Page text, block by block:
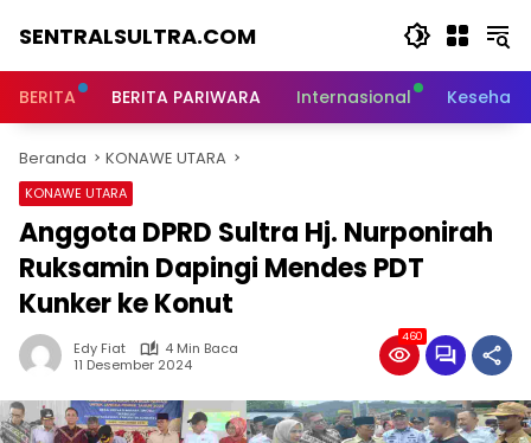
SENTRALSULTRA.COM
BERITA BERITA PARIWARA Internasional
Beranda KONAWE UTARA
KONAWE UTARA
Anggota DPRD Sultra Hj. Nurponirah
Ruksamin Dapingi Mendes PDT
Kunker ke Konut
Edy Fiat
4 Min Baca
11 Desember 2024
460